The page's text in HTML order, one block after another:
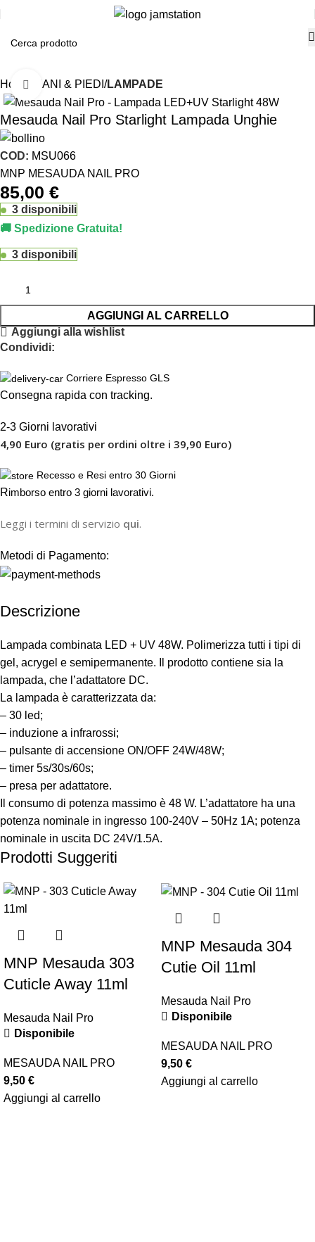
Home MANI & PIEDI LAMPADE
Click to enlarge
Mesauda Nail Pro Starlight Lampada Unghie
COD: MSU066
MNP MESAUDA NAIL PRO
85,00 €
3 disponibili
🚚 Spedizione Gratuita!
3 disponibili
AGGIUNGI AL CARRELLO
Aggiungi alla wishlist
Condividi:
Corriere Espresso GLS
Consegna rapida con tracking.
2-3 Giorni lavorativi
4,90 Euro (gratis per ordini oltre i 39,90 Euro)
Recesso e Resi entro 30 Giorni
Rimborso entro 3 giorni lavorativi.
Leggi i termini di servizio qui.
Metodi di Pagamento:
Descrizione
Lampada combinata LED + UV 48W. Polimerizza tutti i tipi di
gel, acrygel e semipermanente. Il prodotto contiene sia la
lampada, che l’adattatore DC.
La lampada è caratterizzata da:
– 30 led;
– induzione a infrarossi;
– pulsante di accensione ON/OFF 24W/48W;
– timer 5s/30s/60s;
– presa per adattatore.
Il consumo di potenza massimo è 48 W. L’adattatore ha una
potenza nominale in ingresso 100-240V – 50Hz 1A; potenza
nominale in uscita DC 24V/1.5A.
Prodotti Suggeriti
MNP Mesauda 303
Cuticle Away 11ml
Mesauda Nail Pro
Disponibile
MESAUDA NAIL PRO
9,50 €
Aggiungi al carrello
MNP Mesauda 304
Cutie Oil 11ml
Mesauda Nail Pro
Disponibile
MESAUDA NAIL PRO
9,50 €
Aggiungi al carrello